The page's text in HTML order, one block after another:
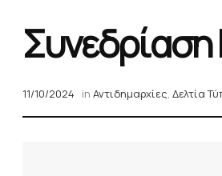
11/10/2024 in Αντιδημαρχίες, Δελτία